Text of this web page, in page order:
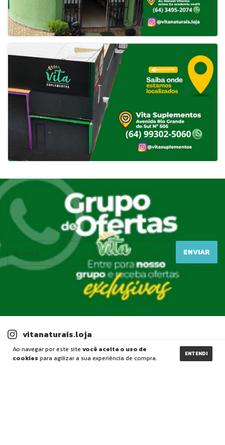
Ao navegar por este site você aceita o uso de
cookies para agilizar a sua experiência de compra.
ENTENDI
vitanaturais.loja
Ver perfil